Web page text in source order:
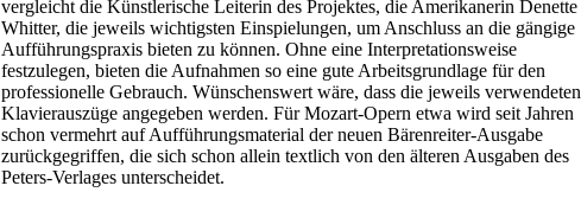
vergleicht die Künstlerische Leiterin des Projektes, die Amerikanerin Denette
Whitter, die jeweils wichtigsten Einspielungen, um Anschluss an die gängige
Aufführungspraxis bieten zu können. Ohne eine Interpretationsweise
festzulegen, bieten die Aufnahmen so eine gute Arbeitsgrundlage für den
professionelle Gebrauch. Wünschenswert wäre, dass die jeweils verwendeten
Klavierauszüge angegeben werden. Für Mozart-Opern etwa wird seit Jahren
schon vermehrt auf Aufführungsmaterial der neuen Bärenreiter-Ausgabe
zurückgegriffen, die sich schon allein textlich von den älteren Ausgaben des
Peters-Verlages unterscheidet.